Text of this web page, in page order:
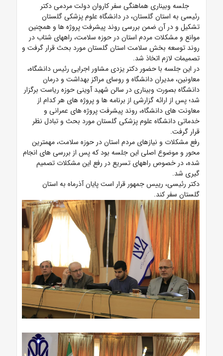
جلسه وبیناری هماهنگی سفر کاروان دولت مردمی دکتر
رئیسی به استان گلستان، در دانشگاه علوم پزشکی گلستان
تشکیل و در آن ضمن بررسی روند پیشرفت پروژه ها و همچنین
موانع و مشکلات مردم استان در حوزه سلامت، راههای شتاب در
روند توسعه بخش سلامت استان گلستان مورد بحث قرار گرفت و
تصمیمات لازم اتخاذ شد.
در این جلسه با حضور دکتر یزدی مشاور اجرایی رئیس دانشگاه،
معاونین، مدیران دانشگاه و روسای مراکز بهداشت و درمان
دانشگاه بصورت وبیناری در سالن شهید آوینی حوزه ریاست برگزار
شد؛ پس از ارائه گزارشی از برنامه ها و پروژه های هر کدام از
معاونت های دانشگاه، روند پیشرفت پروژه های عمرانی و
خدماتی دانشگاه علوم پزشکی گلستان مورد بحث و تبادل نظر
قرار گرفت.
رفع مشکلات و نیازهای مردم استان در حوزه سلامت، مهمترین
محور و موضوع اصلی این جلسه بود که پس از بررسی های انجام
شده، در خصوص راههای تسریع در رفع این مشکلات تصمیم
گیری شد.
دکتر رئیسی، رییس جمهور قرار است پایان آذرماه به استان
گلستان سفر کند.